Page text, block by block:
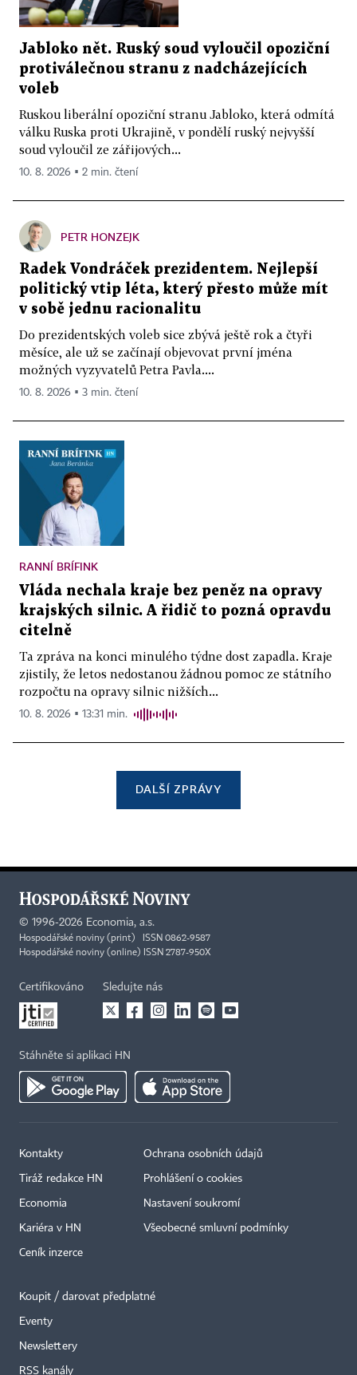
Jabloko nět. Ruský soud vyloučil opoziční
protiválečnou stranu z nadcházejících
voleb
Ruskou liberální opoziční stranu Jabloko, která odmítá
válku Ruska proti Ukrajině, v pondělí ruský nejvyšší
soud vyloučil ze zářijových...
10. 8. 2026 ▪ 2 min. čtení
PETR HONZEJK
Radek Vondráček prezidentem. Nejlepší
politický vtip léta, který přesto může mít
v sobě jednu racionalitu
Do prezidentských voleb sice zbývá ještě rok a čtyři
měsíce, ale už se začínají objevovat první jména
možných vyzyvatelů Petra Pavla....
10. 8. 2026 ▪ 3 min. čtení
RANNÍ BRÍFINK
Vláda nechala kraje bez peněz na opravy
krajských silnic. A řidič to pozná opravdu
citelně
Ta zpráva na konci minulého týdne dost zapadla. Kraje
zjistily, že letos nedostanou žádnou pomoc ze státního
rozpočtu na opravy silnic nižších...
10. 8. 2026 ▪ 13:31 min.
DALŠÍ ZPRÁVY
© 1996-2026 Economia, a.s.
Hospodářské noviny (print) ISSN 0862-9587
Hospodářské noviny (online) ISSN 2787-950X
Certifikováno Sledujte nás
Stáhněte si aplikaci HN
Kontakty
Tiráž redakce HN
Economia
Kariéra v HN
Ceník inzerce
Ochrana osobních údajů
Prohlášení o cookies
Nastavení soukromí
Všeobecné smluvní podmínky
Koupit / darovat předplatné
Eventy
Newslettery
RSS kanály